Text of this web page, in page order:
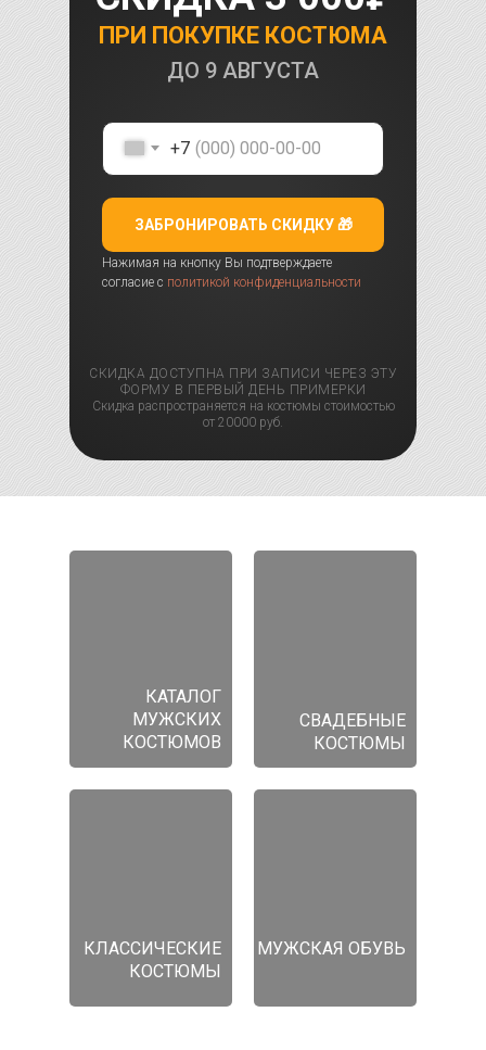
ПРИ ПОКУПКЕ КОСТЮМА
СКИДКА ДОСТУПНА ПРИ ЗАПИСИ ЧЕРЕЗ ЭТУ
ФОРМУ В ПЕРВЫЙ ДЕНЬ ПРИМЕРКИ
Скидка распространяется на костюмы стоимостью
от 20000 руб.
ДО 9 АВГУСТА
+7
ЗАБРОНИРОВАТЬ СКИДКУ 🎁
Нажимая на кнопку Вы подтверждаете
согласие с политикой конфиденциальности
КАТАЛОГ
МУЖСКИХ
КОСТЮМОВ
СВАДЕБНЫЕ
КОСТЮМЫ
КЛАССИЧЕСКИЕ
КОСТЮМЫ
МУЖСКАЯ ОБУВЬ